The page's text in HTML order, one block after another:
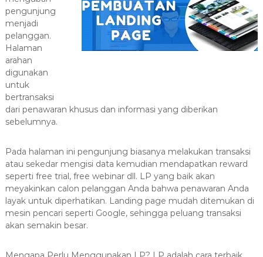
0
8
1
2
7
4
6
4
6
pengunjung
menjadi
pelanggan.
Halaman
arahan
digunakan
untuk
bertransaksi
dari penawaran khusus dan informasi yang diberikan
sebelumnya.
Pada halaman ini pengunjung biasanya melakukan transaksi
atau sekedar mengisi data kemudian mendapatkan reward
seperti free trial, free webinar dll. LP yang baik akan
meyakinkan calon pelanggan Anda bahwa penawaran Anda
layak untuk diperhatikan. Landing page mudah ditemukan di
mesin pencari seperti Google, sehingga peluang transaksi
akan semakin besar.